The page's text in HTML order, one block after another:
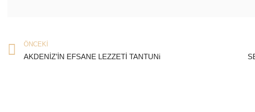
ÖNCEKI
AKDENİZ’İN EFSANE LEZZETİ TANTUNi